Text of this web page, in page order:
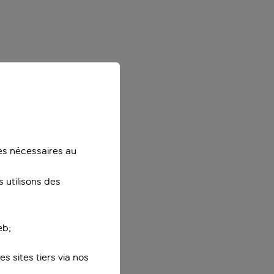
nécessaires au
utilisons des
sites tiers via nos